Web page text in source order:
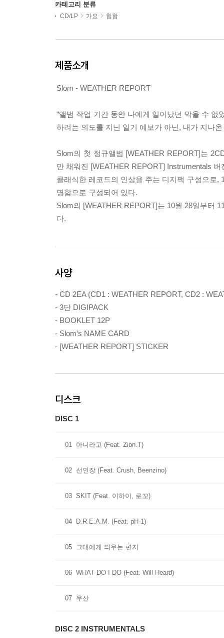
카테고리 분류
CD/LP 가요 힙합
제품소개
Slom - WEATHER REPORT
“앨범 작업 기간 동안 나에게 일어났던 막을 수
하려는 의도를 지닌 일기 예보가 아닌, 내가 지나
Slom의 첫 정규앨범 [WEATHER REPORT]는
만 채워진 [WEATHER REPORT] Instrumentals
클래식한 레코드의 인상을 주는 디지팩 구성으로,
명함으로 구성되어 있다.
Slom의 [WEATHER REPORT]는 10월 28일부터
다.
사양
- CD 2EA (CD1 : WEATHER REPORT, CD2 :
- 3단 DIGIPACK
- BOOKLET 12P
- Slom’s NAME CARD
- [WEATHER REPORT] STICKER
디스크
DISC 1
01 아니라고 (Feat. Zion.T)
02 선인장 (Feat. Crush, Beenzino)
03 SKIT (Feat. 이하이, 로꼬)
04 D.R.E.A.M. (Feat. pH-1)
05 그대에게 띄우는 편지
06 WHAT DO I DO (Feat. Will Heard)
07 우산
DISC 2 INSTRUMENTALS